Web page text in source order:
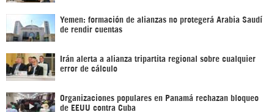
Yemen: formación de alianzas no protegerá Arabia Saudí
de rendir cuentas
Irán alerta a alianza tripartita regional sobre cualquier
error de cálculo
Organizaciones populares en Panamá rechazan bloqueo
de EEUU contra Cuba